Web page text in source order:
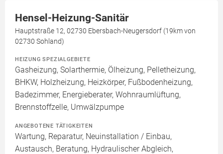
Hensel-Heizung-Sanitär
Hauptstraße 12, 02730 Ebersbach-Neugersdorf (19km von
02730 Sohland)
HEIZUNG SPEZIALGEBIETE
Gasheizung, Solarthermie, Ölheizung, Pelletheizung,
BHKW, Holzheizung, Heizkörper, Fußbodenheizung,
Badezimmer, Energieberater, Wohnraumlüftung,
Brennstoffzelle, Umwälzpumpe
ANGEBOTENE TÄTIGKEITEN
Wartung, Reparatur, Neuinstallation / Einbau,
Austausch, Beratung, Hydraulischer Abgleich,